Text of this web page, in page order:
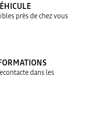
près de chez vous
dans les